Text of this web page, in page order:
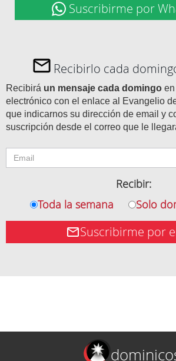
Suscribirme por
Recibirlo cada
Recibirá un mensaje cada domingo
electrónico con el enlace al Evangelio
que indicarnos su dirección de email y
suscripción desde el correo que le
Recibir:
Toda la semana
Solo
Suscribirme por